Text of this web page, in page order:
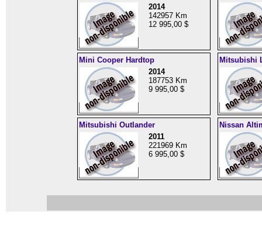
2014
142957 Km
12 995,00 $
Mini Cooper Hardtop
2014
187753 Km
9 995,00 $
Mitsubishi
Mitsubishi Outlander
2011
221969 Km
6 995,00 $
Nissan